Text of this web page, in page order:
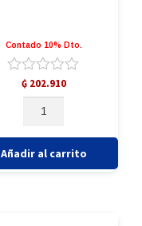
Contado 10% Dto.
Valorado
con
5
₲202.910
CARBURO
PM
CX78MF
Añadir al carrito